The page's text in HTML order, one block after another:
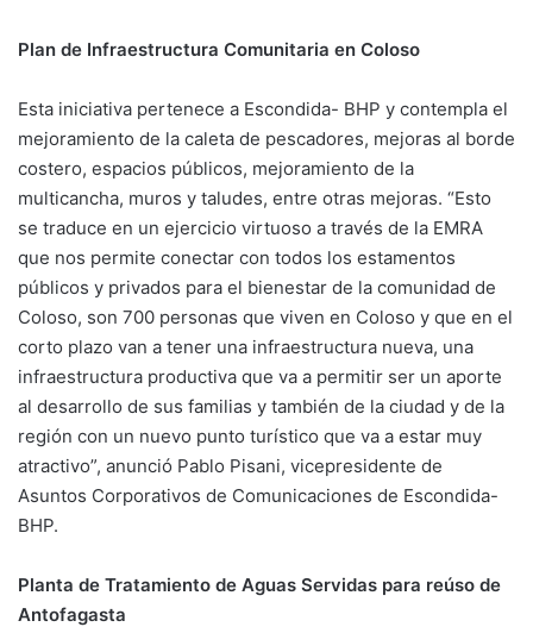
Plan de Infraestructura Comunitaria en Coloso
Esta iniciativa pertenece a Escondida- BHP y contempla el
mejoramiento de la caleta de pescadores, mejoras al borde
costero, espacios públicos, mejoramiento de la
multicancha, muros y taludes, entre otras mejoras. “Esto
se traduce en un ejercicio virtuoso a través de la EMRA
que nos permite conectar con todos los estamentos
públicos y privados para el bienestar de la comunidad de
Coloso, son 700 personas que viven en Coloso y que en el
corto plazo van a tener una infraestructura nueva, una
infraestructura productiva que va a permitir ser un aporte
al desarrollo de sus familias y también de la ciudad y de la
región con un nuevo punto turístico que va a estar muy
atractivo”, anunció Pablo Pisani, vicepresidente de
Asuntos Corporativos de Comunicaciones de Escondida-
BHP.
Planta de Tratamiento de Aguas Servidas para reúso de
Antofagasta